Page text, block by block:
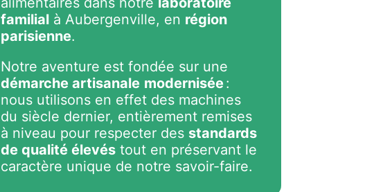
familialà Aubergenville, en région
parisienne.
Notre aventure est fondée sur une
démarche artisanale modernisée:
nous utilisons en effet des machines
du siècle dernier, entièrement remises
à niveau pour respecter des standards
de qualité élevéstout en préservant le
caractère unique de notre savoir-faire.